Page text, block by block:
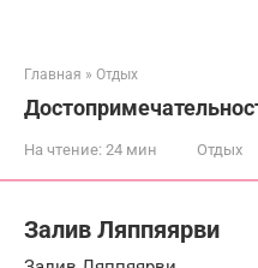
Главная » Отдых
На чтение: 24 мин Отдых
Залив Ляппяярви